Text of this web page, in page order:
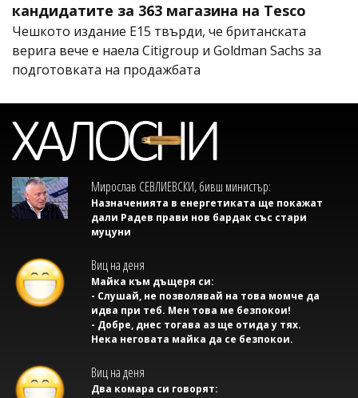
кандидатите за 363 магазина на Tesco
Чешкото издание E15 твърди, че британската
верига вече е наела Citigroup и Goldman Sachs за
подготовката на продажбата
Мирослав СЕВЛИЕВСКИ, бивш министър:
Назначенията в енергетиката ще покажат
дали Радев прави нов бардак със стари
муцуни
Виц на деня
Майка към дъщеря си:
- Слушай, не позволявай на това момче да
идва при теб. Мен това ме безпокои!
- Добре, днес тогава аз ще отида у тях.
Нека неговата майка да се безпокои.
Виц на деня
Два комара си говорят: